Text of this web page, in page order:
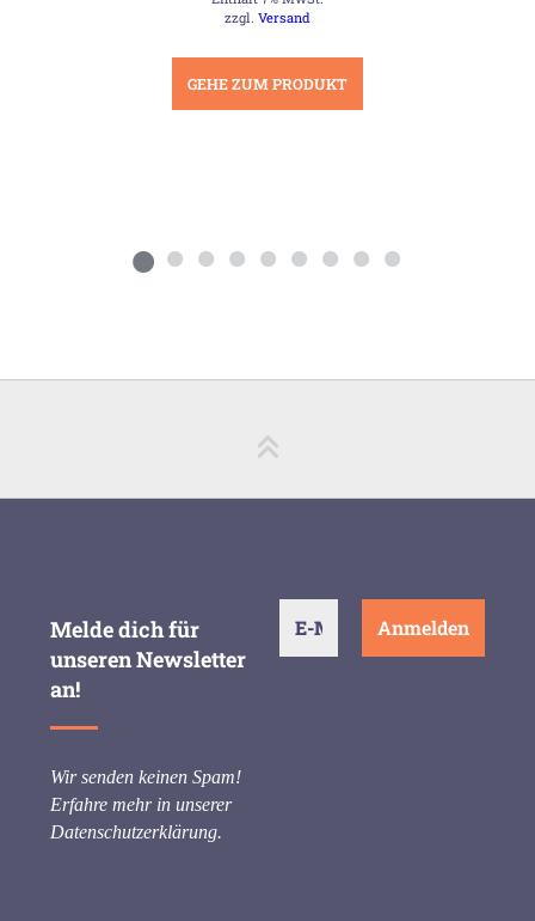
13,00 €
zzgl.Versand
GEHE ZUM PRODUKT
Melde dich für
unseren Newsletter
an!
Wir senden keinen Spam!
Erfahre mehr in unserer
Datenschutzerklärung.